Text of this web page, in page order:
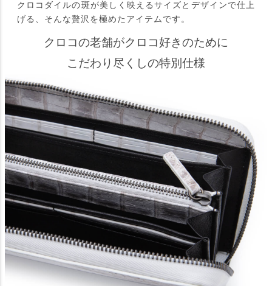
クロコダイルの斑が美しく映えるサイズとデザインで仕上
げる、そんな贅沢を極めたアイテムです。
クロコの老舗がクロコ好きのために
こだわり尽くしの特別仕様